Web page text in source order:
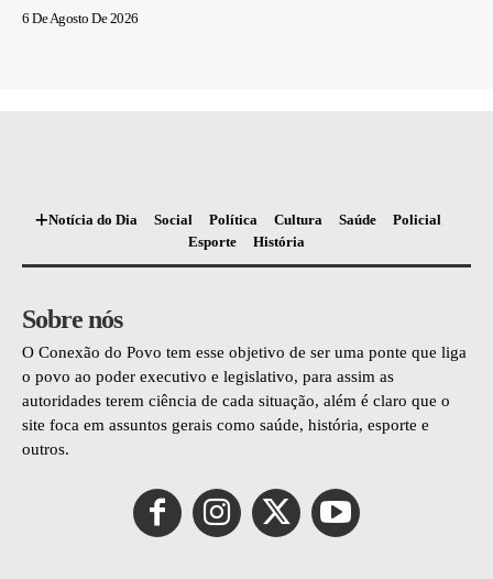
6 De Agosto De 2026
Notícia do Dia Social Política Cultura Saúde
Policial
Esporte
História
Sobre nós
O Conexão do Povo tem esse objetivo de ser uma ponte que liga
o povo ao poder executivo e legislativo, para assim as
autoridades terem ciência de cada situação, além é claro que o
site foca em assuntos gerais como saúde, história, esporte e
outros.